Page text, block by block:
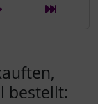
bestellt: